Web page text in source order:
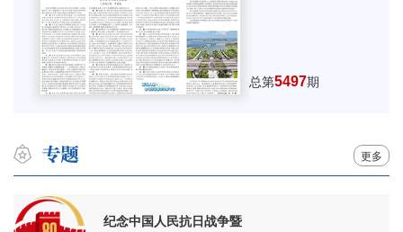
总第5497期
更多
纪念中国人民抗日战争暨